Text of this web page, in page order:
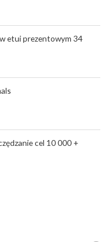
etui prezentowym 34
cel 10 000 +